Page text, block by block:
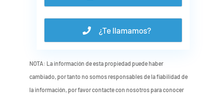
¿Te llamamos?
NOTA: La información de esta propiedad puede haber
cambiado, por tanto no somos responsables de la fiabilidad de
la información, por favor contacte con nosotros para conocer